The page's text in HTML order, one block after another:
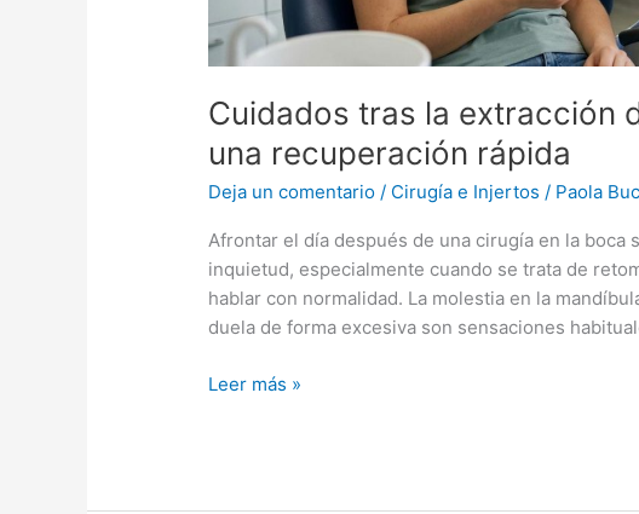
Cuidados tras la extracción
una recuperación rápida
Deja un comentario / Cirugía e Injertos / Paola
Afrontar el día después de una cirugía en la boca
inquietud, especialmente cuando se trata de
hablar con normalidad. La molestia en la
duela de forma excesiva son sensaciones
Leer más »